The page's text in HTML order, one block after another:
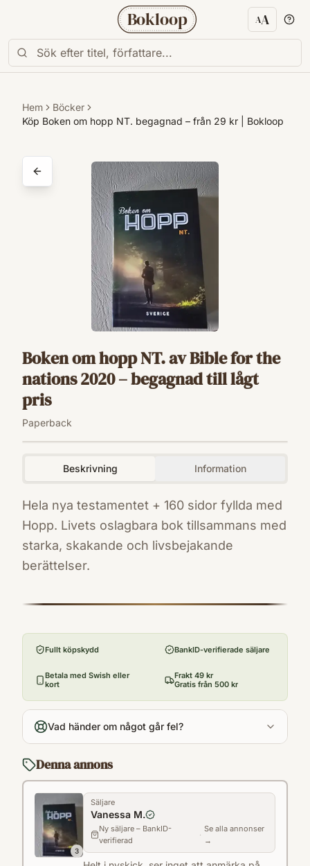
Bokloop AA
Hem
Böcker
Köp Boken om hopp NT. begagnad – från 29 kr | Bokloop
Boken om hopp NT. av Bible for the
nations 2020 – begagnad till lågt
pris
Paperback
Beskrivning Information
Hela nya testamentet + 160 sidor fyllda med
Hopp. Livets oslagbara bok tillsammans med
starka, skakande och livsbejakande
berättelser.
9783910883376
Paperback
Fullt köpskydd BankID-verifierade säljare
Betala med Swish eller
kort
Frakt 49 kr
Gratis från 500 kr
Vad händer om något går fel?
Denna annons
3
Säljare
Vanessa M.
Ny säljare – BankID-
verifierad
·
Se alla annonser
→